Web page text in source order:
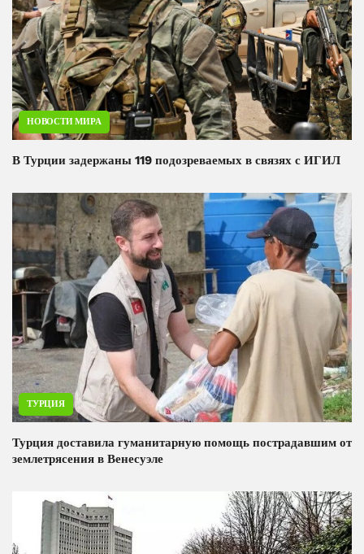
НОВОСТИ МИРА
В Турции задержаны 119 подозреваемых в связях с ИГИЛ
ТУРЦИЯ
Турция доставила гуманитарную помощь пострадавшим от
землетрясения в Венесуэле